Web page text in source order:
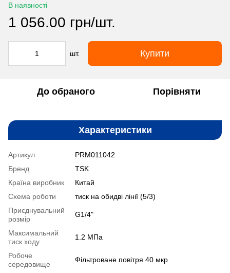
В наявності
1 056.00 грн/шт.
шт. Купити
До обраного Порівняти
Характеристики
Артикул
PRM011042
Бренд
TSK
Країна виробник
Китай
Схема роботи
тиск на обидві лінії (5/3)
Приєднувальний
розмір
G1/4"
Максимальний
тиск ходу
1.2 MПа
Робоче
середовище
Фільтроване повітря 40 мкр